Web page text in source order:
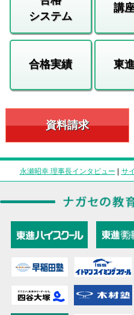
システム
講
合格実績 東
資料請求
永瀬昭幸 理事長インタビュー | サ